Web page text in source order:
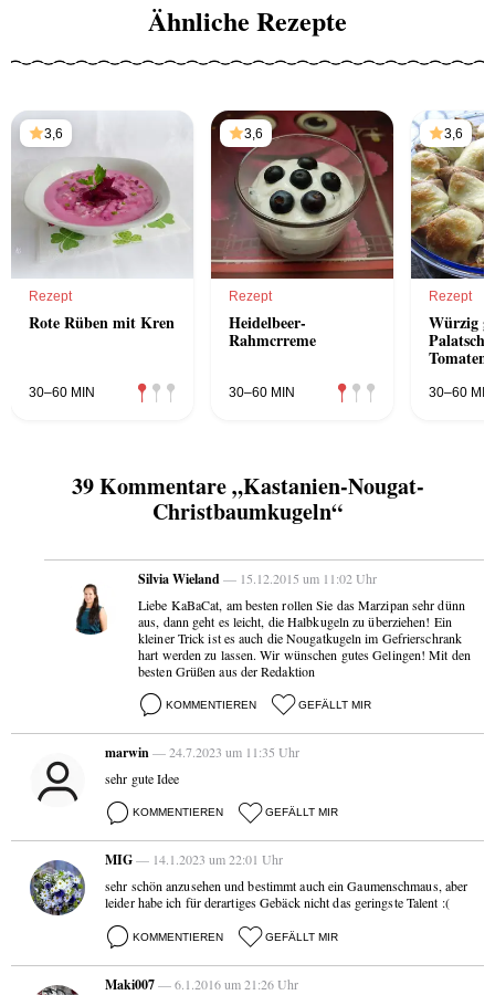
Ähnliche Rezepte
3,6
Rezept
Rote Rüben mit Kren
30–60 MIN
3,6
Rezept
Heidelbeer-
Rahmcrreme
30–60 MIN
3,6
Rezept
Würzig
30–60 MIN
39 Kommentare „Kastanien-Nougat-
Christbaumkugeln“
Silvia Wieland— 15.12.2015 um 11:02 Uhr
Liebe KaBaCat, am besten rollen Sie das Marzipan sehr dünn
aus, dann geht es leicht, die Halbkugeln zu überziehen! Ein
kleiner Trick ist es auch die Nougatkugeln im Gefrierschrank
hart werden zu lassen. Wir wünschen gutes Gelingen! Mit den
besten Grüßen aus der Redaktion
KOMMENTIEREN GEFÄLLT MIR
marwin— 24.7.2023 um 11:35 Uhr
sehr gute Idee
KOMMENTIEREN GEFÄLLT MIR
MIG— 14.1.2023 um 22:01 Uhr
sehr schön anzusehen und bestimmt auch ein Gaumenschmaus, aber
leider habe ich für derartiges Gebäck nicht das geringste Talent :(
KOMMENTIEREN GEFÄLLT MIR
Maki007— 6.1.2016 um 21:26 Uhr